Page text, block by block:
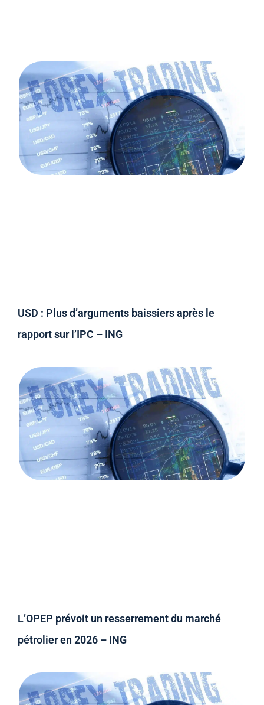
USD : Plus d’arguments baissiers après le
rapport sur l’IPC – ING
L’OPEP prévoit un resserrement du marché
pétrolier en 2026 – ING